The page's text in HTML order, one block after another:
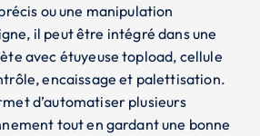
ou une manipulation
il peut être intégré dans une
avec étuyeuse topload, cellule
encaissage et palettisation.
d’automatiser plusieurs
tout en gardant une bonne